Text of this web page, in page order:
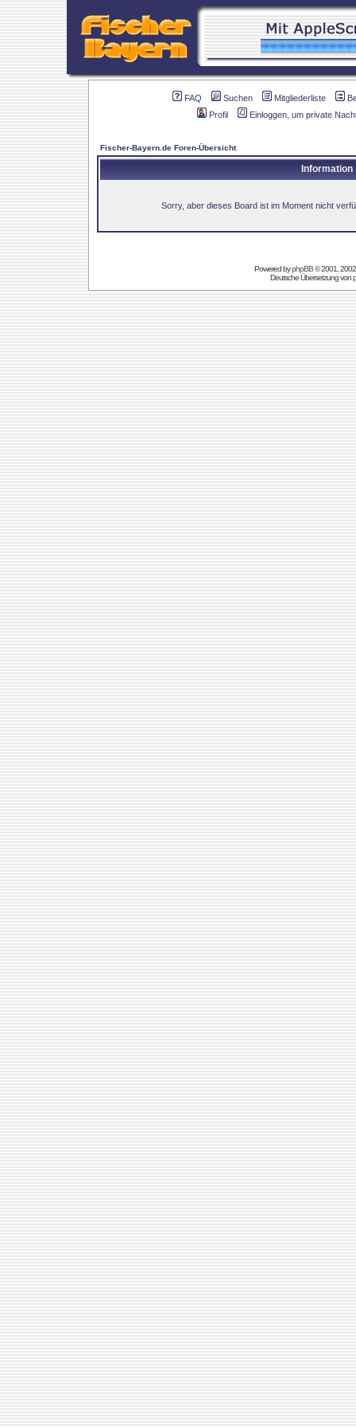
FAQ Suchen Mitgliederliste
Profil
Einloggen, um private
Fischer-Bayern.de Foren-Übersicht
Information
Sorry, aber dieses Board ist im Moment nicht
Powered byphpBB© 2001,
Deutsche Übersetzung von